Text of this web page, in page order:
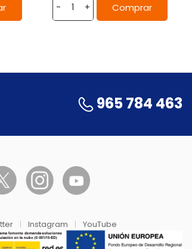
- + Comprar
965 784 463
| Instagram | YouTube